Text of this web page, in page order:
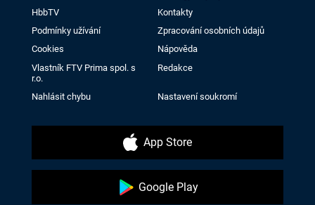
HbbTV
Kontakty
Podmínky užívání
Zpracování osobních údajů
Cookies
Nápověda
Vlastník FTV Prima spol. s
r.o.
Redakce
Nahlásit chybu Nastavení soukromí
App Store
Google Play